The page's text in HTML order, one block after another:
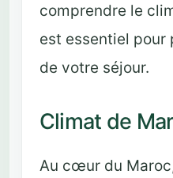
comprendre le
est essentiel
de votre séjour.
Climat de
Au cœur du